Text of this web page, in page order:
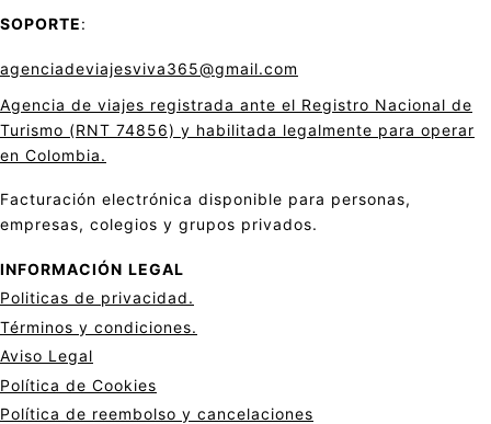
SOPORTE:
agenciadeviajesviva365@gmail.com
Agencia de viajes registrada ante el Registro Nacional de
Turismo (RNT 74856) y habilitada legalmente para operar
en Colombia.
Facturación electrónica disponible para personas,
empresas, colegios y grupos privados.
INFORMACIÓN LEGAL
Politicas de privacidad.
Términos y condiciones.
Aviso Legal
Política de Cookies
Política de reembolso y cancelaciones